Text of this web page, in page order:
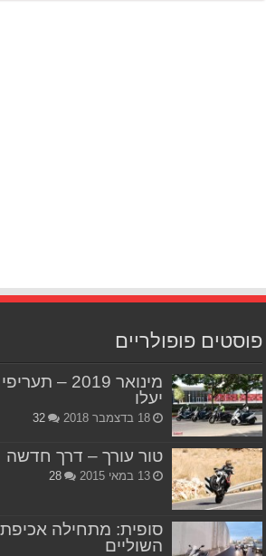
פוסטים פופולריים
מינואר 2019
יעלו
18 בדצמבר 2018 32
טור עורך – דרך חדשה
13 במאי 2015 28
סופית: מתחילה
השוליים